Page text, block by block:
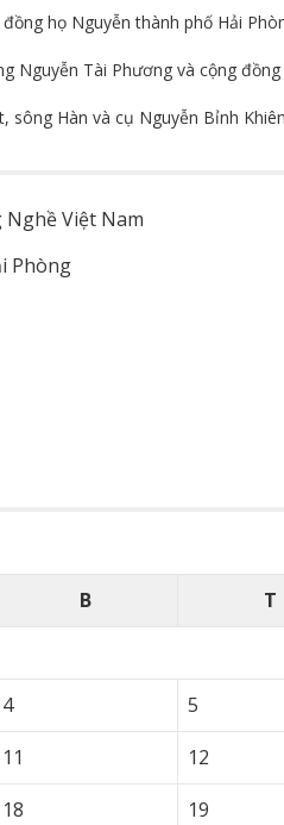
họ Nguyễn thành phố Hải
Nguyễn Tài Phương và cộng
sông Hàn và cụ Nguyễn Bỉnh
Việt Nam
Phòng
B T
4
5
11
12
18
19